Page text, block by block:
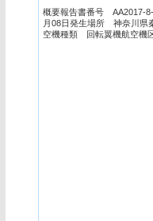
概要報告書番号 AA2017-
月08日発生場所 神奈川県
空機種類 回転翼機航空機